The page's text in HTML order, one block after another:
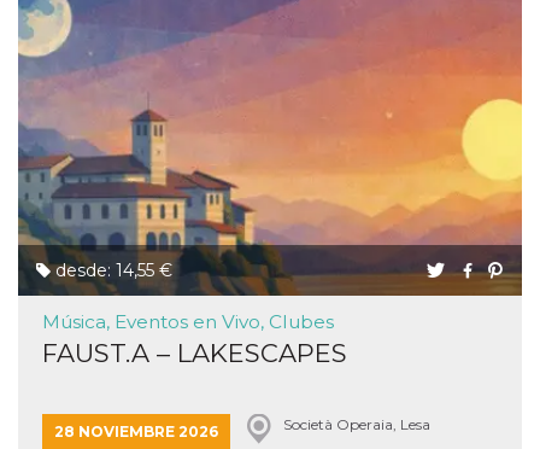
desde: 14,55 €
Música, Eventos en Vivo, Clubes
FAUST.A – LAKESCAPES
28 NOVIEMBRE 2026 Società Operaia, Lesa